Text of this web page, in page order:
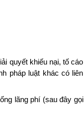
quyết khiếu nại, tố cáo
pháp luật khác có liên
lãng phí (sau đây gọi